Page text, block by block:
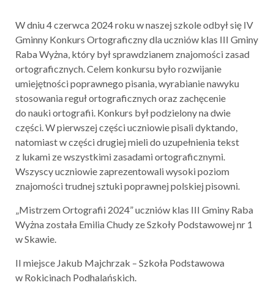
W dniu 4 czerwca 2024 roku w naszej szkole odbył się IV
Gminny Konkurs Ortograficzny dla uczniów klas III Gminy
Raba Wyżna, który był sprawdzianem znajomości zasad
ortograficznych. Celem konkursu było rozwijanie
umiejętności poprawnego pisania, wyrabianie nawyku
stosowania reguł ortograficznych oraz zachęcenie
do nauki ortografii. Konkurs był podzielony na dwie
części. W pierwszej części uczniowie pisali dyktando,
natomiast w części drugiej mieli do uzupełnienia tekst
z lukami ze wszystkimi zasadami ortograficznymi.
Wszyscy uczniowie zaprezentowali wysoki poziom
znajomości trudnej sztuki poprawnej polskiej pisowni.
„Mistrzem Ortografii 2024” uczniów klas III Gminy Raba
Wyżna została Emilia Chudy ze Szkoły Podstawowej nr 1
w Skawie.
II miejsce Jakub Majchrzak – Szkoła Podstawowa
w Rokicinach Podhalańskich.